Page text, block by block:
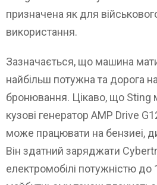
призначена як для
використання.
Зазначається, що машина
найбільш потужна та дорога
бронювання. Цікаво, що Sting
кузові генератор AMP Drive
може працювати на бензиеі,
Він здатний заряджати
електромобілі потужністю до